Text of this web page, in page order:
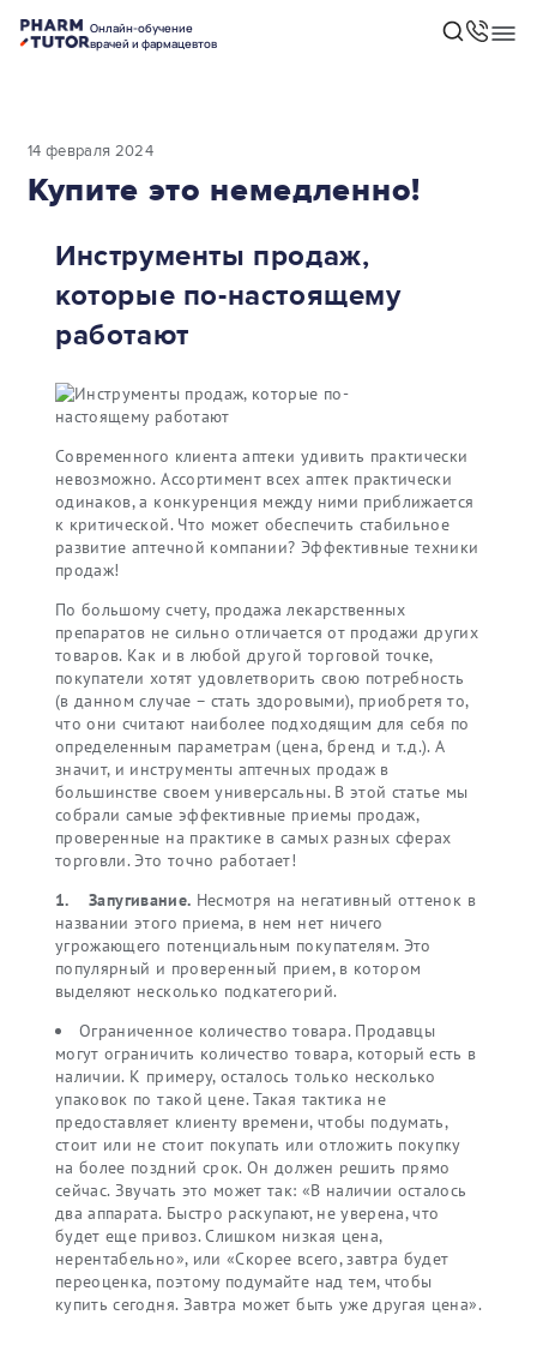
Онлайн-обучение
врачей и фармацевтов
14 февраля 2024
Купите это немедленно!
Инструменты продаж,
которые по-настоящему
работают
Современного клиента аптеки удивить практически
невозможно. Ассортимент всех аптек практически
одинаков, а конкуренция между ними приближается
к критической. Что может обеспечить стабильное
развитие аптечной компании? Эффективные техники
продаж!
По большому счету, продажа лекарственных
препаратов не сильно отличается от продажи других
товаров. Как и в любой другой торговой точке,
покупатели хотят удовлетворить свою потребность
(в данном случае – стать здоровыми), приобретя то,
что они считают наиболее подходящим для себя по
определенным параметрам (цена, бренд и т.д.). А
значит, и инструменты аптечных продаж в
большинстве своем универсальны. В этой статье мы
собрали самые эффективные приемы продаж,
проверенные на практике в самых разных сферах
торговли. Это точно работает!
1.
Запугивание. Несмотря на негативный оттенок в
названии этого приема, в нем нет ничего
угрожающего потенциальным покупателям. Это
популярный и проверенный прием, в котором
выделяют несколько подкатегорий.
Ограниченное количество товара. Продавцы
могут ограничить количество товара, который есть в
наличии. К примеру, осталось только несколько
упаковок по такой цене. Такая тактика не
предоставляет клиенту времени, чтобы подумать,
стоит или не стоит покупать или отложить покупку
на более поздний срок. Он должен решить прямо
сейчас. Звучать это может так: «В наличии осталось
два аппарата. Быстро раскупают, не уверена, что
будет еще привоз. Слишком низкая цена,
нерентабельно», или «Скорее всего, завтра будет
переоценка, поэтому подумайте над тем, чтобы
купить сегодня. Завтра может быть уже другая цена».